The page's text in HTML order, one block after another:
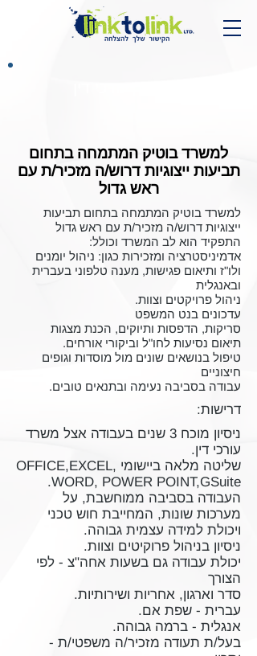
למשרד בוטיק המתמחה בתחום
תביעות ייצוגיות דרוש/ה מזכיר/ת עם
ראש גדול
למשרד בוטיק המתמחה בתחום תביעות
ייצוגיות דרוש/ה מזכיר/ת עם ראש גדול
התפקיד הוא לב המשרד וכולל:
אדמיניסטרציה ומזכירות כגון: ניהול יומנים
ולו"ז ותיאום פגישות, מענה טלפוני בעברית
ובאנגלית
ניהול פרויקטים וצוות.
עדכונים בנט המשפט
סריקות, הדפסות ותיוקים, הכנת מצגות
תיאום נסיעות לחו"ל וביקורי אורחים.
טיפול בנושאים שונים מול מוסדות וגופים
חיצוניים
עבודה בסביבה נעימה ובתנאים טובים.
דרישות:
ניסיון מוכח 3 שנים בעבודה אצל משרד
עורכי דין.
שליטה מלאה ביישומי OFFICE,EXCEL,
WORD, POWER POINT,GSuite.
העבודה בסביבה ממוחשבת, על
מערכות שונות, המחייבת חוש טכני
ויכולת למידה עצמית גבוהה.
ניסיון בניהול פרוקיטים וצוות.
יכולת עבודה גם בשעות אחה"צ - לפי
הצורך
סדר וארגון, אחריות ושירותיות.
עברית - שפת אם.
אנגלית - ברמה גבוהה.
בעל/ת תעודה מזכיר/ה משפטי/ת -